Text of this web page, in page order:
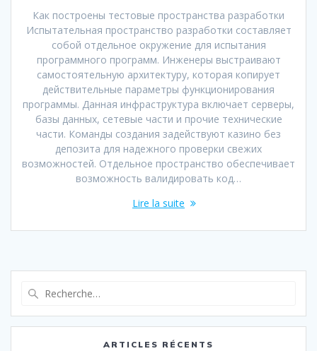
Как построены тестовые пространства разработки
Испытательная пространство разработки составляет
собой отдельное окружение для испытания
программного программ. Инженеры выстраивают
самостоятельную архитектуру, которая копирует
действительные параметры функционирования
программы. Данная инфраструктура включает серверы,
базы данных, сетевые части и прочие технические
части. Команды создания задействуют казино без
депозита для надежного проверки свежих
возможностей. Отдельное пространство обеспечивает
возможность валидировать код…
Lire la suite
:
ARTICLES RÉCENTS